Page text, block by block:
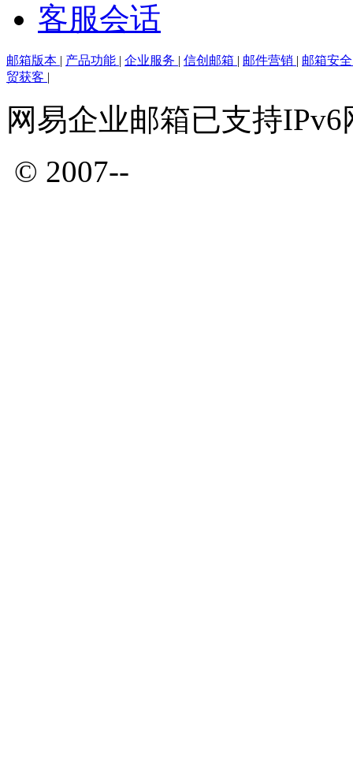
客服会话
邮箱版本 | 产品功能 | 企业服务 | 信创邮箱 | 邮件营销 | 邮箱安
贸获客 |
网易企业邮箱已支持
© 2007--